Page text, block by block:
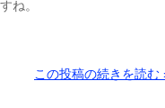
ね。
この投稿の続きを読む